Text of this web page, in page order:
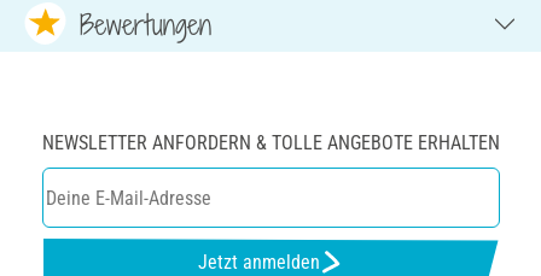
Bewertungen
NEWSLETTER ANFORDERN & TOLLE ANGEBOTE ERHALTEN
Jetzt anmelden